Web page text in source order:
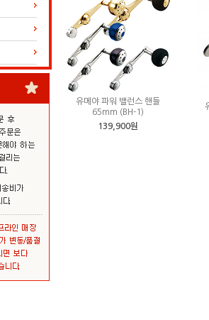
유메야 파워 밸런스 핸들
65mm (BH-1)
139,900원